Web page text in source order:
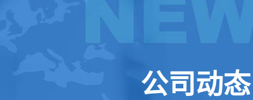
公司动态